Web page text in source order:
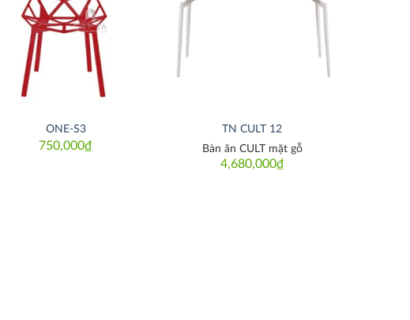
ONE-S3
750,000₫
TN CULT 12
4,680,000₫
Bàn ăn CULT mặt gỗ